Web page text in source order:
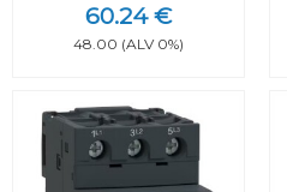
60.24 €
48.00 (ALV 0%)